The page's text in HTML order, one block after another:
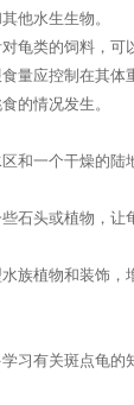
他水生生物。
龟类的饲料，可
量应控制在其体
的情况发生。
和一个干燥的陆
石头或植物，让
族植物和装饰，
习有关斑点龟的